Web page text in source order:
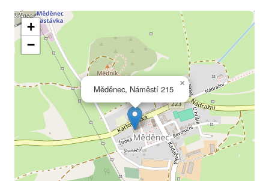
Měděnec, Náměstí 215
×
+
−